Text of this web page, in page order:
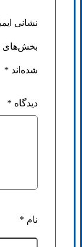
نشانی
بخش‌های
شده‌اند *
دیدگاه *
نام *